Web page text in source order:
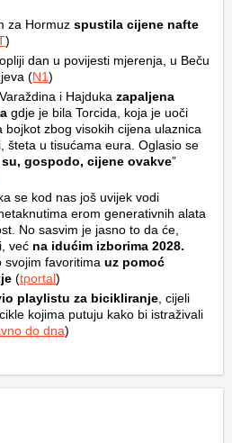
za Hormuz spustila cijene nafte
)
dan u povijesti mjerenja, u Beču
(N1)
i Hajduka zapaljena
gdje je bila Torcida, koja je uoči
bojkot zbog visokih cijena ulaznica
šteta u tisućama eura. Oglasio se
gospodo, cijene ovakve”
se kod nas još uvijek vodi
erom generativnih alata
No sasvim je jasno to da će,
već na idućim izborima 2028.
svojim favoritima uz pomoć
(tportal)
playlistu za bicikliranje , cijeli
kojima putuju kako bi istraživali
do dna)